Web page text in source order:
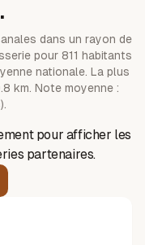
dans un rayon de
pour 811 habitants
nationale. La plus
km. Note moyenne :
pour afficher les
partenaires.